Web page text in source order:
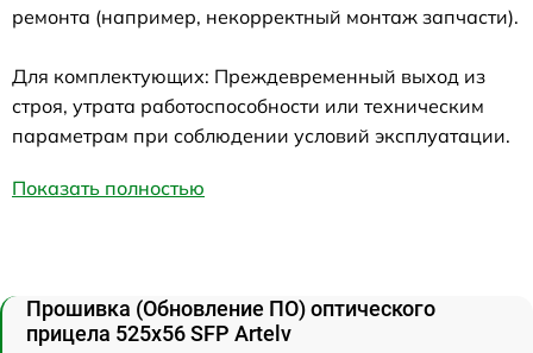
ремонта (например, некорректный монтаж запчасти).
Для комплектующих: Преждевременный выход из
строя, утрата работоспособности или техническим
параметрам при соблюдении условий эксплуатации.
Показать полностью
Прошивка (Обновление ПО) оптического
прицела 525x56 SFP Artelv